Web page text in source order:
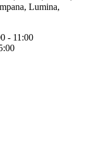
Lumina,
- 11:00